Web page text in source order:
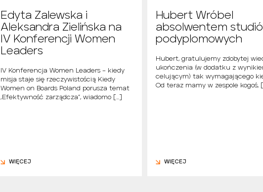
Edyta Zalewska i
Aleksandra Zielińska na
IV Konferencji Women
Leaders
IV Konferencja Women Leaders – kiedy
misja staje się rzeczywistością Kiedy
Women on Boards Poland porusza temat
„Efektywność zarządcza”, wiadomo […]
WIĘCEJ
Hubert Wróbel
absolwentem
podyplomowych
Hubert, gratulujemy zdobytej
ukończenia (w dodatku z
celującym) tak wymagającego
Od teraz mamy w zespole kogoś,
WIĘCEJ